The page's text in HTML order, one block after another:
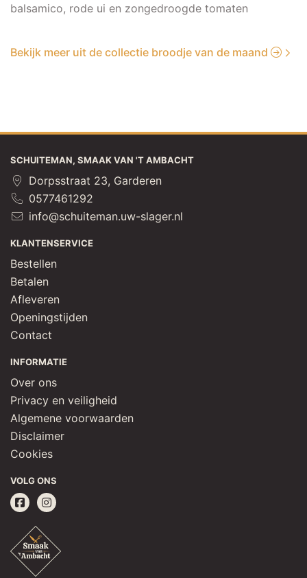
balsamico, rode ui en zongedroogde tomaten
Bekijk meer uit de collectie broodje van de maand
SCHUITEMAN, SMAAK VAN 'T AMBACHT
Dorpsstraat 23, Garderen
0577461292
info@schuiteman.uw-slager.nl
KLANTENSERVICE
Bestellen
Betalen
Afleveren
Openingstijden
Contact
INFORMATIE
Over ons
Privacy en veiligheid
Algemene voorwaarden
Disclaimer
Cookies
VOLG ONS